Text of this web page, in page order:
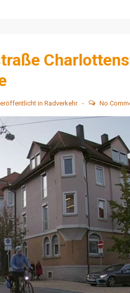
in Radverkehr No